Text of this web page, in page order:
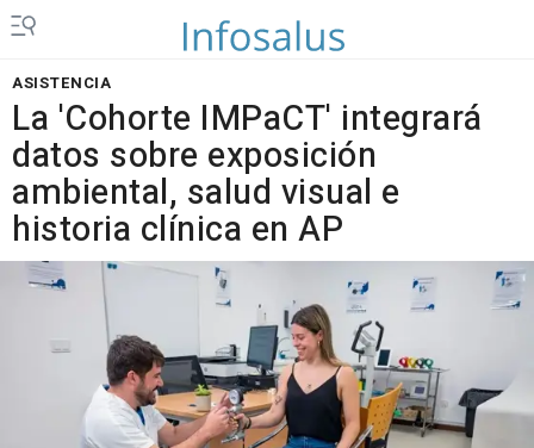
ASISTENCIA
La 'Cohorte IMPaCT' integrará
datos sobre exposición
ambiental, salud visual e
historia clínica en AP